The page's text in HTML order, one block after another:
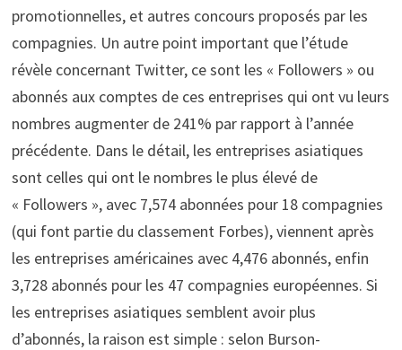
promotionnelles, et autres concours proposés par les
compagnies. Un autre point important que l’étude
révèle concernant Twitter, ce sont les « Followers » ou
abonnés aux comptes de ces entreprises qui ont vu leurs
nombres augmenter de 241% par rapport à l’année
précédente. Dans le détail, les entreprises asiatiques
sont celles qui ont le nombres le plus élevé de
« Followers », avec 7,574 abonnées pour 18 compagnies
(qui font partie du classement Forbes), viennent après
les entreprises américaines avec 4,476 abonnés, enfin
3,728 abonnés pour les 47 compagnies européennes. Si
les entreprises asiatiques semblent avoir plus
d’abonnés, la raison est simple : selon Burson-